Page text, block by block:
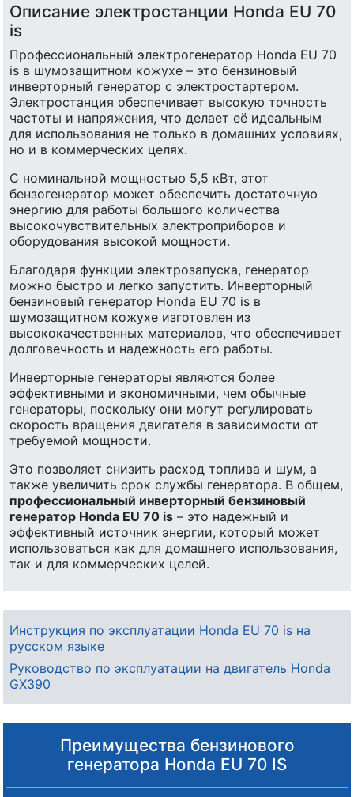
Описание электростанции Honda EU 70
is
Профессиональный электрогенератор Honda EU 70
is в шумозащитном кожухе – это бензиновый
инверторный генератор с электростартером.
Электростанция обеспечивает высокую точность
частоты и напряжения, что делает её идеальным
для использования не только в домашних условиях,
но и в коммерческих целях.
С номинальной мощностью 5,5 кВт, этот
бензогенератор может обеспечить достаточную
энергию для работы большого количества
высокочувствительных электроприборов и
оборудования высокой мощности.
Благодаря функции электрозапуска, генератор
можно быстро и легко запустить. Инверторный
бензиновый генератор Honda EU 70 is в
шумозащитном кожухе изготовлен из
высококачественных материалов, что обеспечивает
долговечность и надежность его работы.
Инверторные генераторы являются более
эффективными и экономичными, чем обычные
генераторы, поскольку они могут регулировать
скорость вращения двигателя в зависимости от
требуемой мощности.
Это позволяет снизить расход топлива и шум, а
также увеличить срок службы генератора. В общем,
профессиональный инверторный бензиновый
генератор Honda EU 70 is – это надежный и
эффективный источник энергии, который может
использоваться как для домашнего использования,
так и для коммерческих целей.
Инструкция по эксплуатации Honda EU 70 is на
русском языке
Руководство по эксплуатации на двигатель Honda
GX390
Преимущества бензинового
генератора Honda EU 70 IS